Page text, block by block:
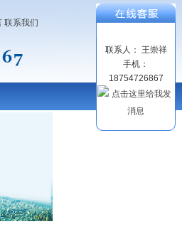
联系我们
联系人： 王崇祥
手机：
18754726867